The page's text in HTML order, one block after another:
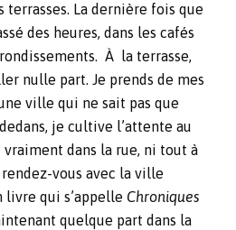
terrasses. La dernière fois que
des heures, dans les cafés
À la terrasse,
nulle part. Je prends de mes
ville qui ne sait pas que
je cultive l’attente au
vraiment dans la rue, ni tout à
vous avec la ville
livre qui s’appelle Chroniques
quelque part dans la